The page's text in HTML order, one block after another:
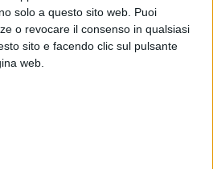
solo a questo sito web. Puoi
o revocare il consenso in qualsiasi
sito e facendo clic sul pulsante
web.
daForbestra i 100 giovani
gli under 30 più influenti.
Consulta femminile del